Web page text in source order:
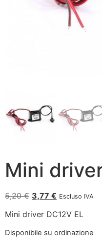
Mini
5,20€ 3,77 € Escluso IVA
Mini driver DC12V EL
Disponibile su ordinazione